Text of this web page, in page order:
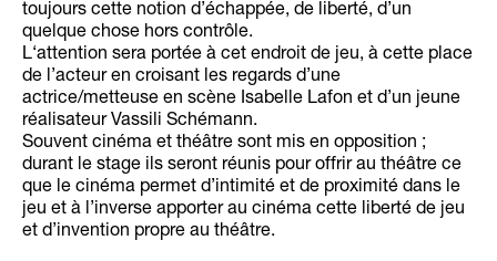
toujours cette notion d’échappée, de liberté, d’un
quelque chose hors contrôle.
L‘attention sera portée à cet endroit de jeu, à cette place
de l’acteur en croisant les regards d’une
actrice/metteuse en scène Isabelle Lafon et d’un jeune
réalisateur Vassili Schémann.
Souvent cinéma et théâtre sont mis en opposition ;
durant le stage ils seront réunis pour offrir au théâtre ce
que le cinéma permet d’intimité et de proximité dans le
jeu et à l’inverse apporter au cinéma cette liberté de jeu
et d’invention propre au théâtre.